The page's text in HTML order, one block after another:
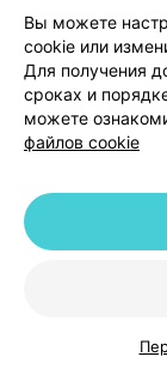
у людей
диабетом
мониторинг
Метотрексат
В связи с
средство не
галактозы,
Вы можете
cookie или
Для получения
сроках и
можете
файлов cookie